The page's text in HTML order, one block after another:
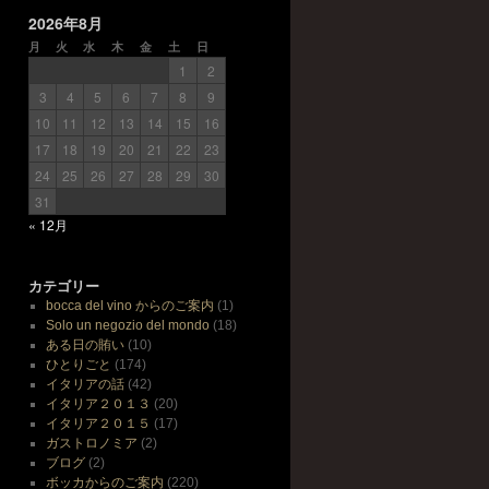
2026年8月
月 火 水 木 金 土 日
« 12月
1
2
3
4 5 6 7 8
9
10
11 12 13 14 15
16
17
18 19 20 21 22
23
24
25 26 27 28 29
30
31
カテゴリー
bocca del vino からのご案内 (1)
Solo un negozio del mondo(18)
ある日の賄い(10)
ひとりごと (174)
イタリアの話(42)
イタリア２０１３ (20)
イタリア２０１５ (17)
ガストロノミア (2)
ブログ(2)
ボッカからのご案内 (220)